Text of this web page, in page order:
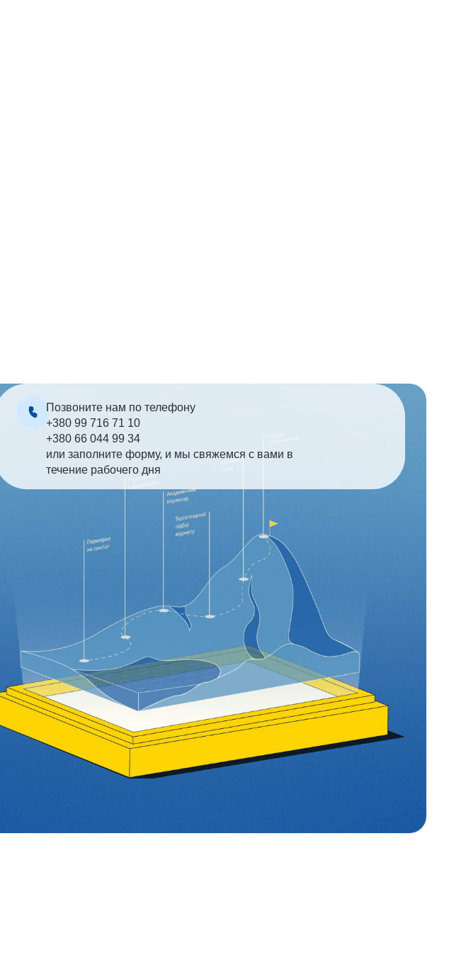
Позвоните нам по телефону
+380 99 716 71 10
+380 66 044 99 34
или заполните форму, и мы свяжемся с вами в
течение рабочего дня